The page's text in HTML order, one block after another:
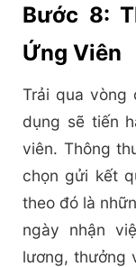
Bước 8:
Ứng Viên
Trải qua vòng
dụng sẽ tiến
viên. Thông
chọn gửi kết
theo đó là
ngày nhận
lương, thưởng